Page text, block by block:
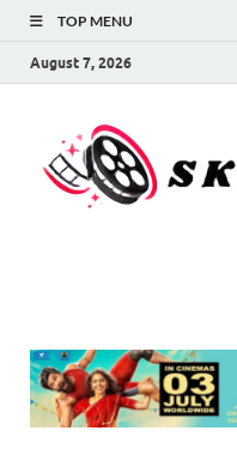
TOP MENU
August 7, 2026